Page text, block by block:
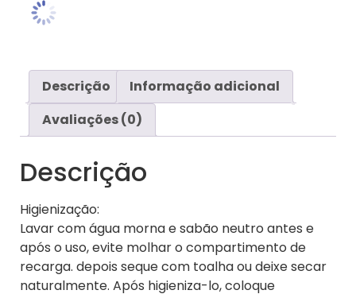
Descrição
Informação adicional
Avaliações (0)
Descrição
Higienização:
Lavar com água morna e sabão neutro antes e
após o uso, evite molhar o compartimento de
recarga. depois seque com toalha ou deixe secar
naturalmente. Após higieniza-lo, coloque